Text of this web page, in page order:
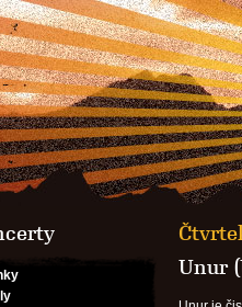
Unur